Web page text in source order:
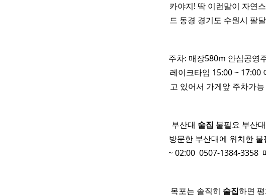
카야지! 딱 이런말이 자연
드 동경 경기도 수원시 팔
주차: 매장580m 안심공영
레이크타임 15:00 ~ 17:00
고 있어서 가게앞 주차가
부산대 술집 불필요 부산
방문한 부산대에 위치한
~ 02:00 ​ 0507-1384-3358
목포는 솔직히 술집하면